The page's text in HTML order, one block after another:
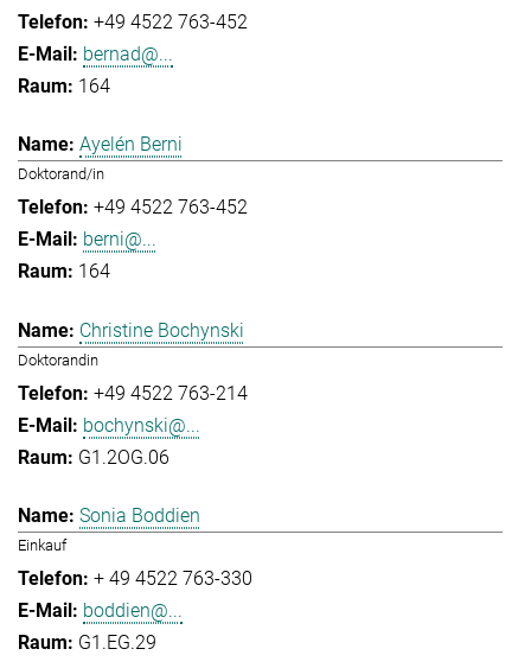
+49 4522 763-452
bernad@...
164
Ayelén Berni
Doktorand/in
+49 4522 763-452
berni@...
164
Christine Bochynski
Doktorandin
+49 4522 763-214
bochynski@...
G1.2OG.06
Sonia Boddien
Einkauf
+ 49 4522 763-330
boddien@...
G1.EG.29